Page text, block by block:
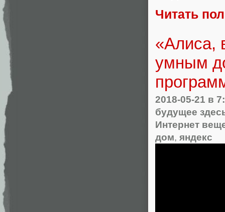
Читать
«Алиса,
умным
2018-05-21 в
будущее
Интернет
дом, яндекс